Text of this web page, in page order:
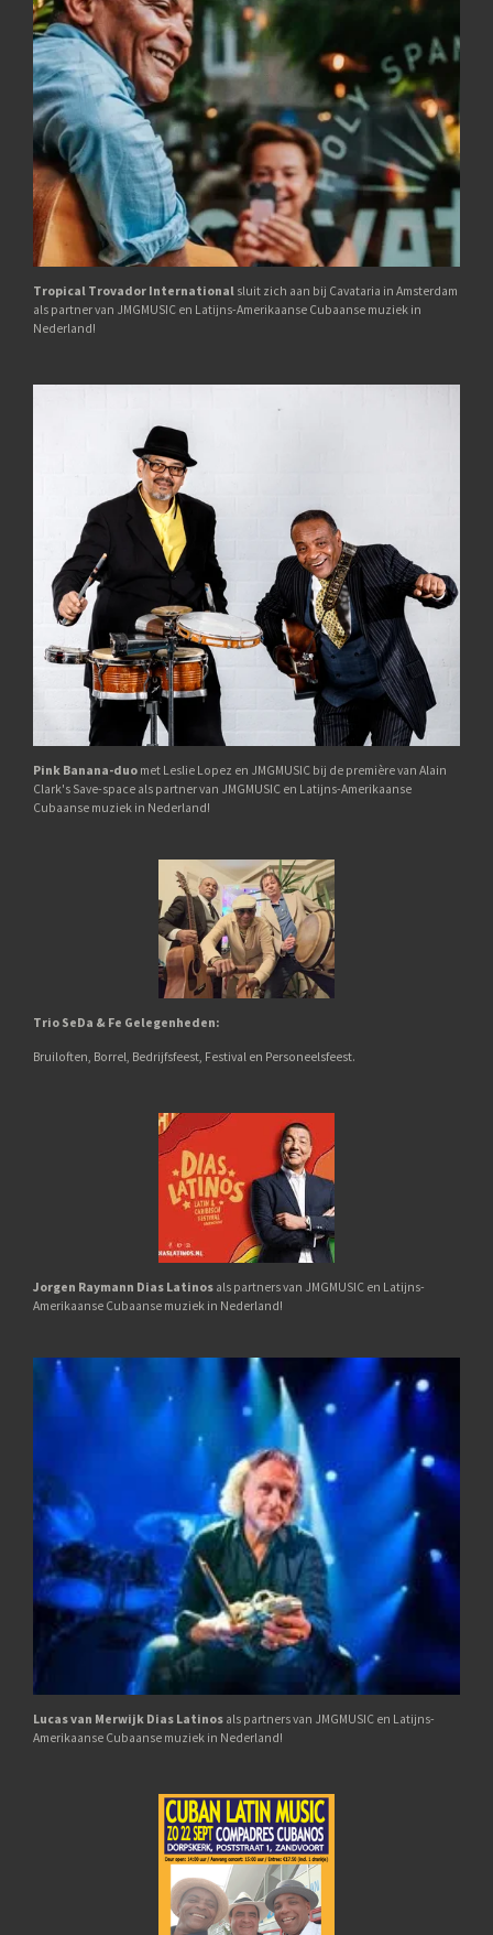
Tropical Trovador International sluit zich aan bij Cavataria in Amsterdam
als partner van JMGMUSIC en Latijns-Amerikaanse Cubaanse muziek in
Nederland!
Pink Banana-duo met Leslie Lopez en JMGMUSIC bij de première van Alain
Clark's Save-space als partner van JMGMUSIC en Latijns-Amerikaanse
Cubaanse muziek in Nederland!
Trio SeDa & Fe Gelegenheden:
Bruiloften, Borrel, Bedrijfsfeest, Festival en Personeelsfeest.
Jorgen Raymann Dias Latinos als partners van JMGMUSIC en Latijns-
Amerikaanse Cubaanse muziek in Nederland!
Lucas van Merwijk Dias Latinos als partners van JMGMUSIC en Latijns-
Amerikaanse Cubaanse muziek in Nederland!